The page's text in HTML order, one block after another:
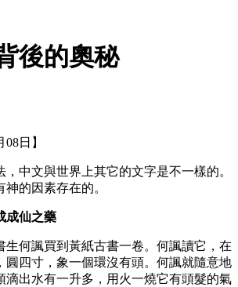
後的奧秘
08日】
中文與世界上其它的文字是不一樣的。
的因素存在的。
成仙之藥
生何諷買到黃紙古書一卷。何諷讀它，在
圓四寸，象一個環沒有頭。何諷就隨意地
滴出水有一升多，用火一燒它有頭髮的氣